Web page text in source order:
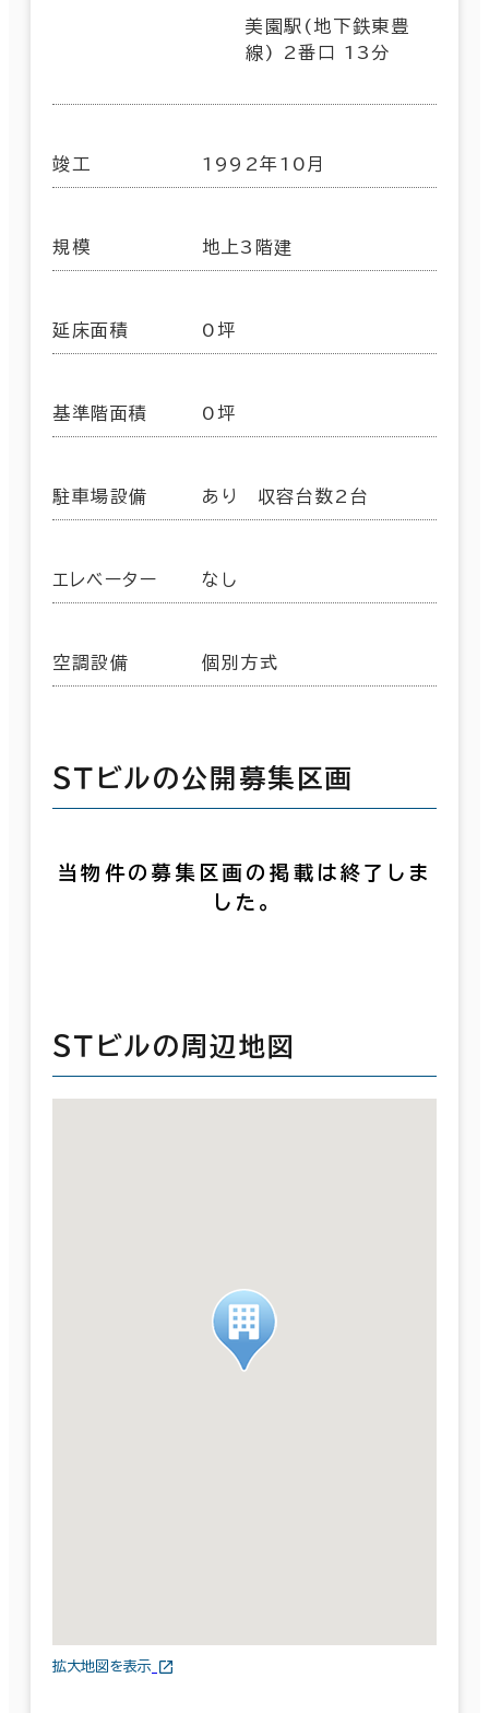
美園駅(地下鉄東豊
線) 2番口 13分
竣工 1992年10月
規模 地上3階建
延床面積 0坪
基準階面積 0坪
駐車場設備 あり 収容台数2台
エレベーター なし
空調設備 個別方式
ＳＴビルの公開募集区画
当物件の募集区画の掲載は終了しま
した。
ＳＴビルの周辺地図
拡大地図を表示